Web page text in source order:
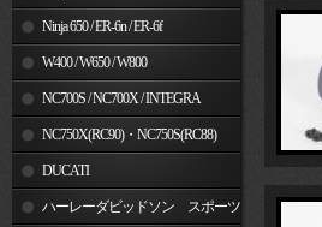
Ninja 650 / ER-6n / ER-6f
W400 / W650 / W800
NC700S / NC700X / INTEGRA
NC750X(RC90)・NC750S(RC88)
DUCATI
ハーレーダビッドソン スポーツ